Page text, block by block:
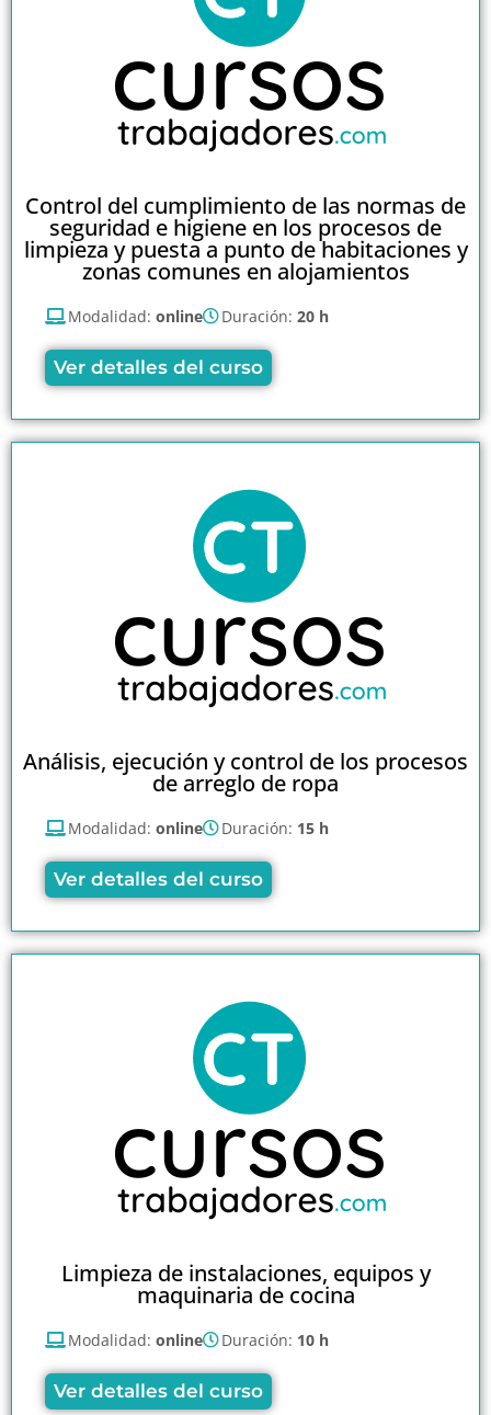
Control del cumplimiento de las normas de
seguridad e higiene en los procesos de
limpieza y puesta a punto de habitaciones y
zonas comunes en alojamientos
Modalidad: online Duración: 20 h
Ver detalles del curso
Análisis, ejecución y control de los procesos
de arreglo de ropa
Modalidad: online Duración: 15 h
Ver detalles del curso
Limpieza de instalaciones, equipos y
maquinaria de cocina
Modalidad: online Duración: 10 h
Ver detalles del curso